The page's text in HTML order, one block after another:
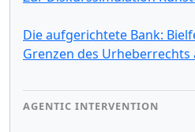
Die aufgerichtete Bank:
Grenzen des Urheberrechts
AGENTIC INTERVENTION